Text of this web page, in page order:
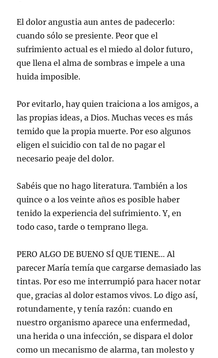
El dolor angustia aun antes de padecerlo:
cuando sólo se presiente. Peor que el
sufrimiento actual es el miedo al dolor futuro,
que llena el alma de sombras e impele a una
huida imposible.
Por evitarlo, hay quien traiciona a los amigos, a
las propias ideas, a Dios. Muchas veces es más
temido que la propia muerte. Por eso algunos
eligen el suicidio con tal de no pagar el
necesario peaje del dolor.
Sabéis que no hago literatura. También a los
quince o a los veinte años es posible haber
tenido la experiencia del sufrimiento. Y, en
todo caso, tarde o temprano llega.
PERO ALGO DE BUENO SÍ QUE TIENE… Al
parecer María temía que cargarse demasiado las
tintas. Por eso me interrumpió para hacer notar
que, gracias al dolor estamos vivos. Lo digo así,
rotundamente, y tenía razón: cuando en
nuestro organismo aparece una enfermedad,
una herida o una infección, se dispara el dolor
como un mecanismo de alarma, tan molesto y